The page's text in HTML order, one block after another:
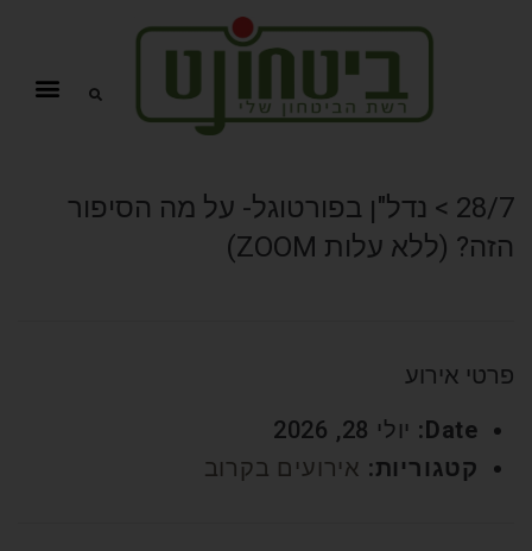
28/7 > נדל"ן בפורטוגל- על מה הסיפור
הזה? (ללא עלות ZOOM)
פרטי אירוע
Date:
יולי 28, 2026
קטגוריות: אירועים בקרוב